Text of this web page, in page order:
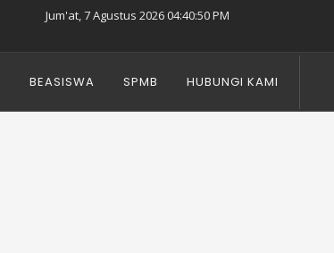
Jum'at, 7 Agustus 2026 04:40:51 PM
BEASISWA SPMB HUBUNGI KAMI